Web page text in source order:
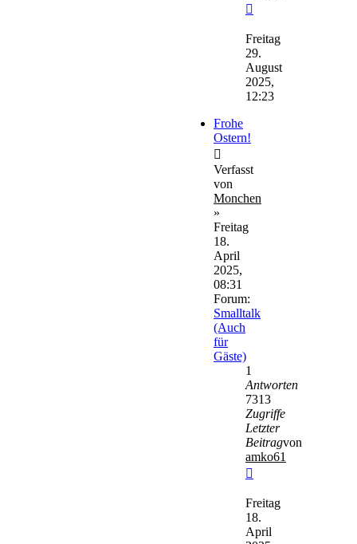
Beitrag
Freitag
29.
August
2025,
12:23
Frohe
Ostern!
Verfasst
von
Monchen
»
Freitag
18.
April
2025,
08:31
Forum:
Smalltalk
(Auch
für
Gäste)
1
Antworten
7313
Zugriffe
Letzter
Beitragvon
amko61
Beitrag
Freitag
18.
April